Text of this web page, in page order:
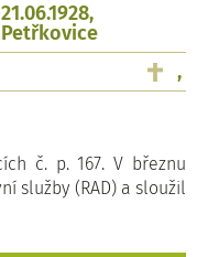
21.06.1928,
Petřkovice
,
č. p. 167. V březnu
služby (RAD) a sloužil